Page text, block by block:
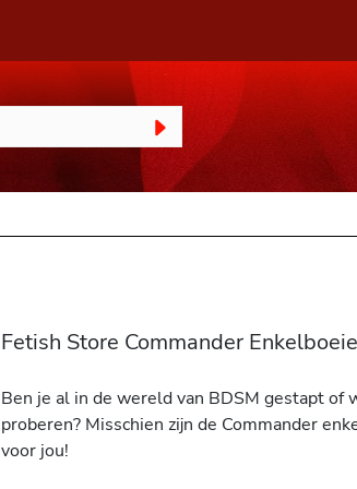
Fetish Store Commander
Ben je al in de wereld van BDSM gestapt of
proberen? Misschien zijn de Commander
voor jou!